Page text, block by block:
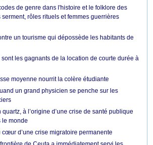
de genre dans l'histoire et le folklore des
rôles rituels et femmes guerrières
un tourisme qui dépossède les habitants de
sont les gagnants de la location de courte durée à
moyenne nourrit la colère étudiante
un grand physicien se penche sur les
à l’origine d’une crise de santé publique
le monde
d’une crise migratoire permanente